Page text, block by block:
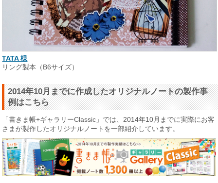
TATA 様
リング製本（B6サイズ）
2014年10月までに作成したオリジナルノートの製作事
例はこちら
「書きま帳+ギャラリーClassic」では、2014年10月までに実際にお客
さまが製作したオリジナルノートを一部紹介しています。